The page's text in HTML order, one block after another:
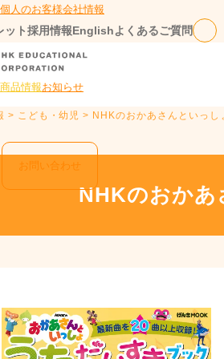
個人のお客様会社情報
ット採用情報Englishよくあるご質問
商品情報お知らせ
お問い合わせ
> こども・幼児 > NHKのおかあさんといっ
NHKのおか